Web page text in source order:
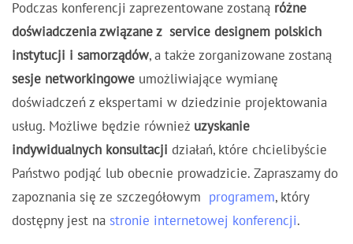
Podczas konferencji zaprezentowane zostaną różne
doświadczenia związane z service designem polskich
instytucji i samorządów, a także zorganizowane zostaną
sesje networkingowe umożliwiające wymianę
doświadczeń z ekspertami w dziedzinie projektowania
usług. Możliwe będzie również uzyskanie
indywidualnych konsultacji działań, które chcielibyście
Państwo podjąć lub obecnie prowadzicie. Zapraszamy do
zapoznania się ze szczegółowym programem, który
dostępny jest na stronie internetowej konferencji.